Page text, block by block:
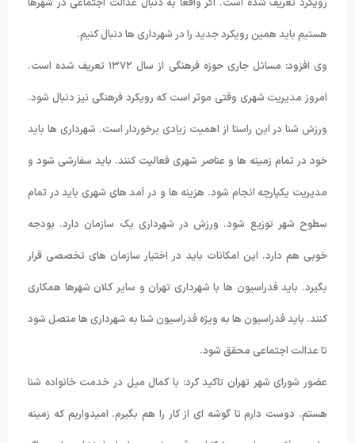
رویکرد تعریف شده است. اگر واقعا به دنبال عدالت اجتماعی در شهرها
هستیم باید همین رویکرد جدید را در شهرداری ها دنبال کنیم.
وی افزود: مسائل جاری حوزه فرهنگی از سال ۱۳۷۲ تعریف شده است.
امروز مدیریت شهری وقتی موثر است که رویکرد فرهنگی نیز دنبال شود.
ورزش شنا در این راستا از اهمیت زیادی برخوردار است. شهرداری ها باید
خود در تمام زمینه ها و عناصر شهری فعالیت کنند. باید سفارشی شود و
مدیریت یکپارچه انجام شود. هزینه ها و در آمد های شهری باید در تمام
سطوح شهر توزیع شود. ورزش در شهرداری یک سازمان دارد. بودجه
خوبی هم دارد. این امکانات باید در اختیار سازمان های تخصصی قرار
بگیرد. باید فدراسیون ها با شهرداری تهران و سایر کلان شهرها همکاری
کنند. باید فدراسیون ها به ویژه فدراسیون شنا به شهرداری ها متصل شود
تا عدالت اجتماعی محقق شود.
عضور شورای شهر تهران تاکید کرد: با کمال میل در خدمت خانواده شنا
هستم. دوست دارم تا گوشه ای از کار را هم بگیرم. امیدواریم که زمینه